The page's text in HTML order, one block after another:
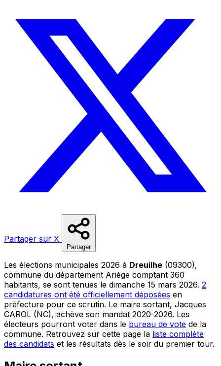
Partager sur X
Partager
Les élections municipales 2026 à Dreuilhe (09300),
commune du département Ariège comptant 360
habitants, se sont tenues le dimanche 15 mars 2026. 2
candidatures ont été officiellement déposées en
préfecture pour ce scrutin. Le maire sortant, Jacques
CAROL (NC), achève son mandat 2020-2026. Les
électeurs pourront voter dans le bureau de vote de la
commune. Retrouvez sur cette page la liste complète
des candidats et les résultats dès le soir du premier tour.